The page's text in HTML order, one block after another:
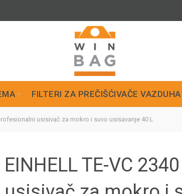
FILTERI ZA PREČIŠĆIVAČE VAZDUHA
usisivač za mokro i suvo usisavanje 40 L
EINHELL TE-VC